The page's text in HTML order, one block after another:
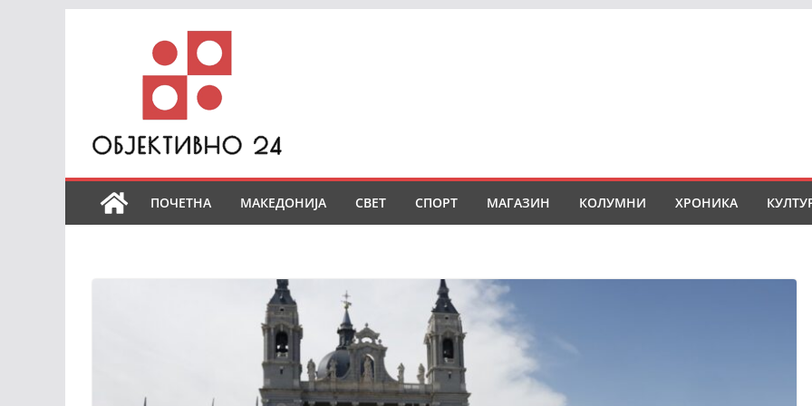
ПОЧЕТНА МАКЕДОНИЈА СВЕТ СПОРТ МАГАЗИН КОЛУМНИ ХРОНИКА